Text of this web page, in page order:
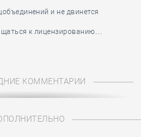
и не двинется
к лицензированию…
КОММЕНТАРИИ